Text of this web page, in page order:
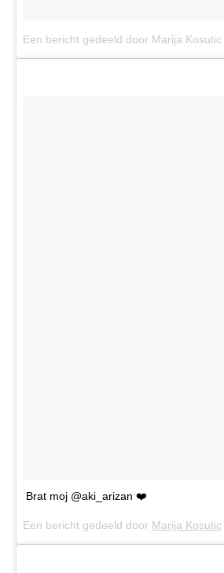
Een bericht gedeeld door Marija
Brat moj @aki_arizan ❤️
Een bericht gedeeld door Marija Kosutic